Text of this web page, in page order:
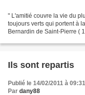
" L'amitié couvre la vie du
toujours verts qui portent à
Bernardin de Saint-Pierre (
Ils sont repartis
Publié le 14/02/2011 à 09:31
Par dany88